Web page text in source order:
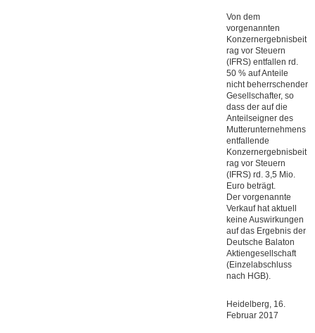
Von dem
vorgenannten
Konzernergebnisbeit
rag vor Steuern
(IFRS) entfallen rd.
50 % auf Anteile
nicht beherrschender
Gesellschafter, so
dass der auf die
Anteilseigner des
Mutterunternehmens
entfallende
Konzernergebnisbeit
rag vor Steuern
(IFRS) rd. 3,5 Mio.
Euro beträgt.
Der vorgenannte
Verkauf hat aktuell
keine Auswirkungen
auf das Ergebnis der
Deutsche Balaton
Aktiengesellschaft
(Einzelabschluss
nach HGB).
Heidelberg, 16.
Februar 2017